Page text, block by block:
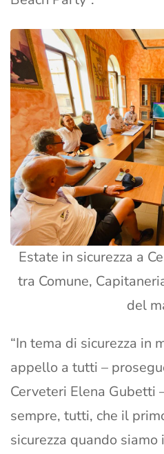
Estate in sicurezza a
tra Comune,
del
“In tema di sicurezza in
appello a tutti –
Cerveteri Elena Gubetti
sempre, tutti, che il
sicurezza quando